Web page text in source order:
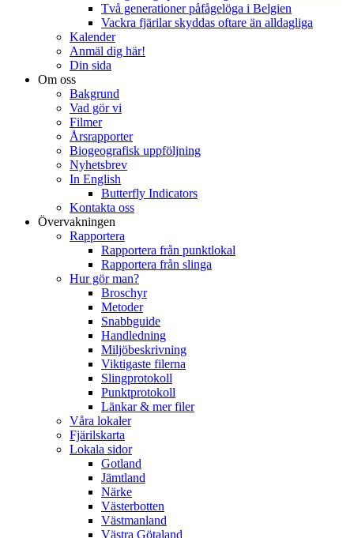
Två generationer påfågelöga i Belgien
Vackra fjärilar skyddas oftare än alldagliga
Kalender
Anmäl dig här!
Din sida
Om oss
Bakgrund
Vad gör vi
Filmer
Årsrapporter
Biogeografisk uppföljning
Nyhetsbrev
In English
Butterfly Indicators
Kontakta oss
Övervakningen
Rapportera
Rapportera från punktlokal
Rapportera från slinga
Hur gör man?
Broschyr
Metoder
Snabbguide
Handledning
Miljöbeskrivning
Viktigaste filerna
Slingprotokoll
Punktprotokoll
Länkar & mer filer
Våra lokaler
Fjärilskarta
Lokala sidor
Gotland
Jämtland
Närke
Västerbotten
Västmanland
Västra Götaland